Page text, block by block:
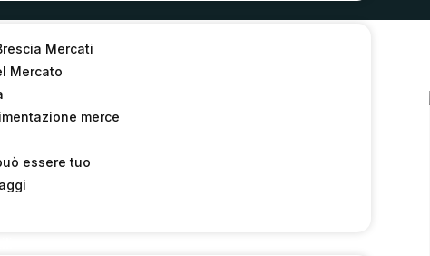
Mercati
Mercato
merce
essere tuo
un
piano